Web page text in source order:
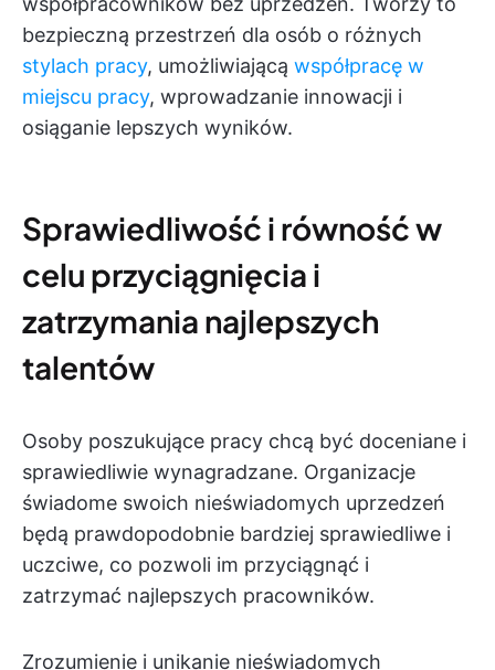
bezpieczną przestrzeń dla osób o różnych
stylach pracy, umożliwiającą współpracę w
miejscu pracy, wprowadzanie innowacji i
osiąganie lepszych wyników.
Sprawiedliwość i równość w
celu przyciągnięcia i
zatrzymania najlepszych
talentów
Osoby poszukujące pracy chcą być doceniane i
sprawiedliwie wynagradzane. Organizacje
świadome swoich nieświadomych uprzedzeń
będą prawdopodobnie bardziej sprawiedliwe i
uczciwe, co pozwoli im przyciągnąć i
zatrzymać najlepszych pracowników.
Zrozumienie i unikanie nieświadomych